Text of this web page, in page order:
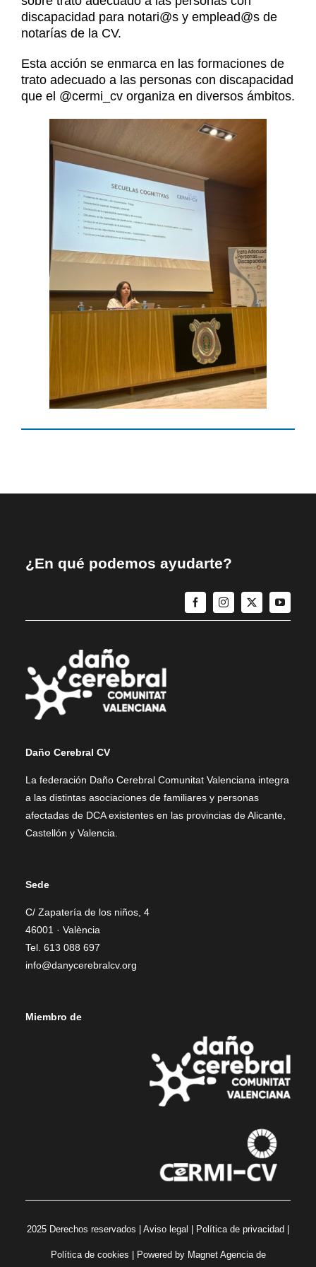
Noticias
Contacto
discapacidad para notari@s y emplead@s de
notarías de la CV.
Esta acción se enmarca en las formaciones de
trato adecuado a las personas con discapacidad
que el @cermi_cvorganiza en diversos ámbitos.
¿En qué podemos ayudarte?
Daño Cerebral CV
La federación Daño Cerebral Comunitat Valenciana integra
a las distintas asociaciones de familiares y personas
afectadas de DCA existentes en las provincias de Alicante,
Castellón y Valencia.
Sede
C/ Zapatería de los niños, 4
46001 · València
Tel. 613 088 697
info@danycerebralcv.org
Miembro de
2025 Derechos reservados | Aviso legal Política de privacidad
Política de cookies | Powered by Magnet Agencia de